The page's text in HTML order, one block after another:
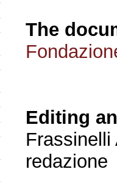
The
Editing
Frassinelli
redazione